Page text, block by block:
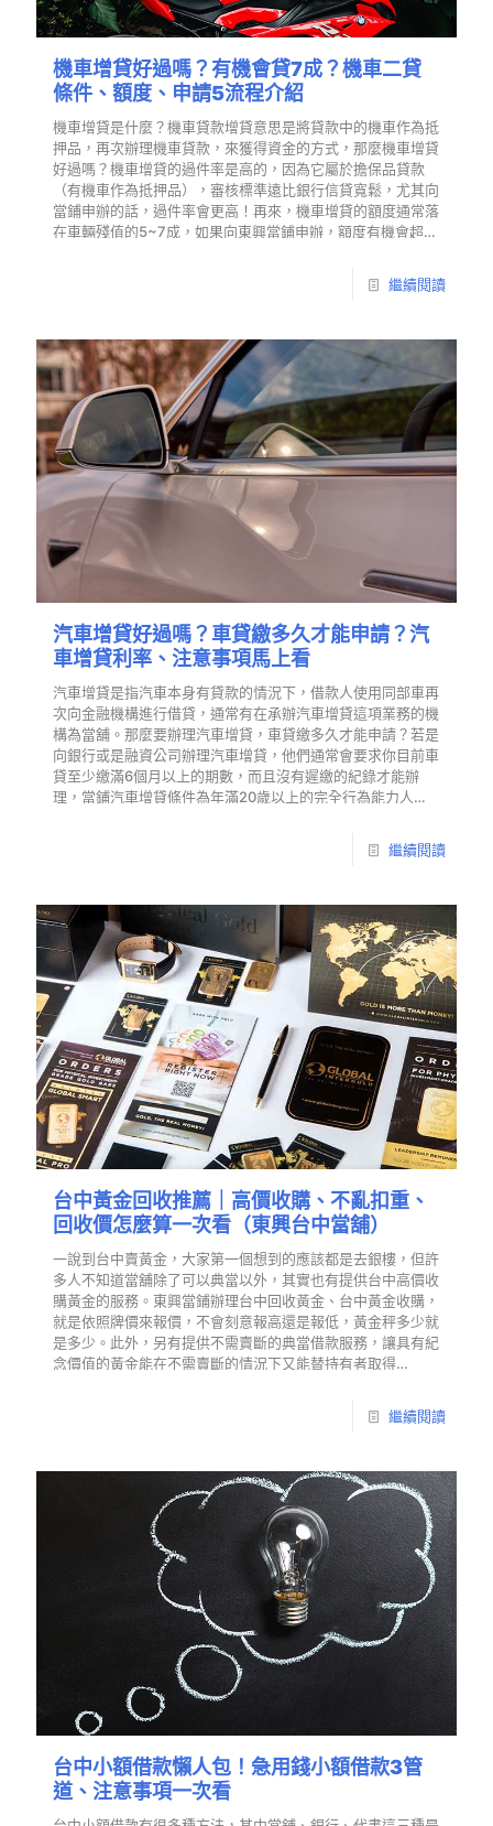
機車增貸好過嗎？有機會貸7成？機車二貸
條件、額度、申請5流程介紹
機車增貸是什麼？機車貸款增貸意思是將貸款中的機車作為抵
押品，再次辦理機車貸款，來獲得資金的方式，那麼機車增貸
好過嗎？機車增貸的過件率是高的，因為它屬於擔保品貸款
（有機車作為抵押品），審核標準遠比銀行信貸寬鬆，尤其向
當鋪申辦的話，過件率會更高！再來，機車增貸的額度通常落
在車輛殘值的5~7成，如果向東興當鋪申辦，額度有機會超
繼續閱讀
汽車增貸好過嗎？車貸繳多久才能申請？汽
車增貸利率、注意事項馬上看
汽車增貸是指汽車本身有貸款的情況下，借款人使用同部車再
次向金融機構進行借貸，通常有在承辦汽車增貸這項業務的機
構為當舖。那麼要辦理汽車增貸，車貸繳多久才能申請？若是
向銀行或是融資公司辦理汽車增貸，他們通常會要求你目前車
貸至少繳滿6個月以上的期數，而且沒有遲繳的紀錄才能辦
理，當鋪汽車增貸條件為年滿20歲以上的完全行為能力人…
繼續閱讀
台中黃金回收推薦｜高價收購、不亂扣重、
回收價怎麼算一次看（東興台中當舖）
一說到台中賣黃金，大家第一個想到的應該都是去銀樓，但許
多人不知道當舖除了可以典當以外，其實也有提供台中高價收
購黃金的服務。東興當鋪辦理台中回收黃金、台中黃金收購，
就是依照牌價來報價，不會刻意報高還是報低，黃金秤多少就
是多少。此外，另有提供不需賣斷的典當借款服務，讓具有紀
念價值的黃金能在不需賣斷的情況下又能替持有者取得…
繼續閱讀
台中小額借款懶人包！急用錢小額借款3管
道、注意事項一次看